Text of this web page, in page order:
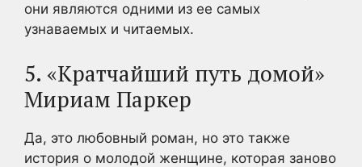
они являются одними из ее самых
узнаваемых и читаемых.
5. «Кратчайший путь домой»
Мириам Паркер
Да, это любовный роман, но это также
история о молодой женщине, которая заново